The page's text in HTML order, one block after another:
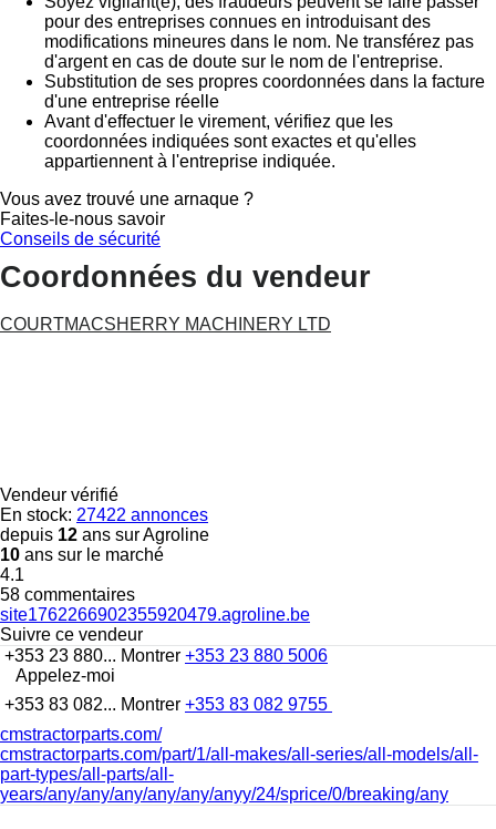
pour des entreprises connues en introduisant des
modifications mineures dans le nom. Ne transférez pas
d'argent en cas de doute sur le nom de l'entreprise.
Substitution de ses propres coordonnées dans la facture
d'une entreprise réelle
Avant d'effectuer le virement, vérifiez que les
coordonnées indiquées sont exactes et qu'elles
appartiennent à l'entreprise indiquée.
Vous avez trouvé une arnaque ?
Faites-le-nous savoir
Conseils de sécurité
Coordonnées du vendeur
COURTMACSHERRY MACHINERY LTD
Vendeur vérifié
En stock: 27422 annonces
depuis 12 ans sur Agroline
10 ans sur le marché
4.1
58 commentaires
site1762266902355920479.agroline.be
Suivre ce vendeur
+353 23 880... Montrer +353 23 880 5006
Appelez-moi
+353 83 082... Montrer +353 83 082 9755
cmstractorparts.com/
cmstractorparts.com/part/1/all-makes/all-series/all-models/all-
part-types/all-parts/all-
years/any/any/any/any/any/anyy/24/sprice/0/breaking/any